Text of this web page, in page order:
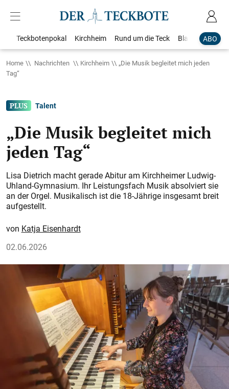
ABO
Teckbotenpokal Kirchheim Rund um die Teck Blaulicht
Home Nachrichten Kirchheim
„Die Musik begleitet mich jeden
Tag“
Talent
„Die Musik begleitet mich
jeden Tag“
Lisa Dietrich macht gerade Abitur am Kirchheimer Ludwig-
Uhland-Gymnasium. Ihr Leistungsfach Musik absolviert sie
an der Orgel. Musikalisch ist die 18-Jährige insgesamt breit
aufgestellt.
Katja Eisenhardt
02.06.2026